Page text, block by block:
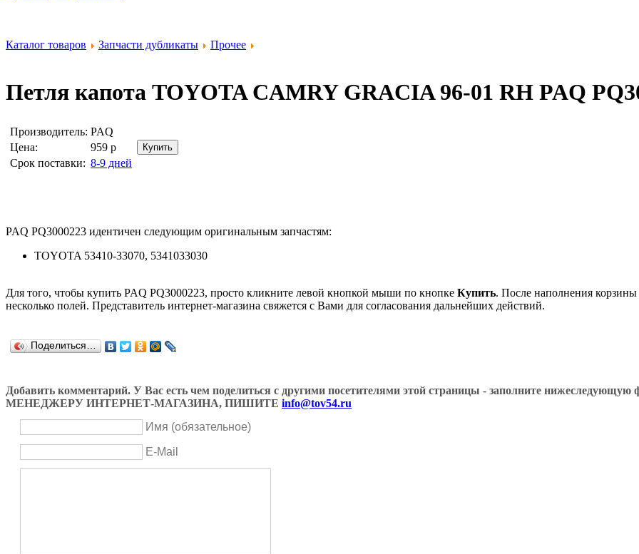
Каталог товаров Запчасти дубликаты Прочее
Петля капота TOYOTA CAMRY GRACIA 96-01 RH PAQ
Производитель: PAQ
Цена:
959 р
Срок поставки: 8-9 дней
PAQ PQ3000223 идентичен следующим оригинальным запчастям:
TOYOTA 53410-33070, 5341033030
Для того, чтобы купить PAQ PQ3000223, просто кликните левой кнопкой мыши по кнопке Купить. После наполнения корзины
несколько полей. Представитель интернет-магазина свяжется с Вами для согласования дальнейших действий.
Поделиться…
Добавить комментарий. У Вас есть чем поделиться с другими посетителями этой страницы - заполните
МЕНЕДЖЕРУ ИНТЕРНЕТ-МАГАЗИНА, ПИШИТЕ info@tov54.ru
Имя (обязательное)
E-Mail